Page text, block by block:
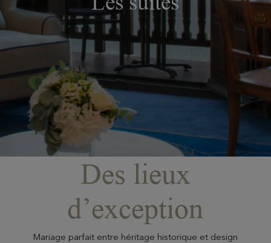
Des lieux
d’exception
Mariage parfait entre héritage historique et design